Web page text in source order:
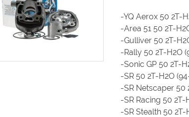
-YQ Aerox 50 2T-
-Area 51 50 2T-
-Gulliver 50 2T-
-Rally 50 2T-H2O
-Sonic GP 50 2T-
-SR 50 2T-H2O
-SR Netscaper 50
-SR Racing 50 2T-
-SR Stealth 50 2T-